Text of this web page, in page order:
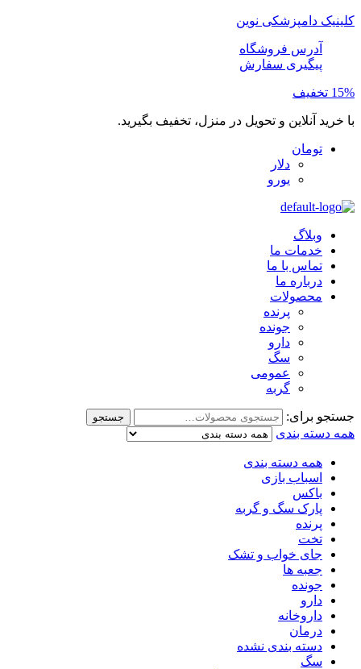
کلینیک دامپزشکی نوین
آدرس فروشگاه
پیگیری سفارش
15% تخفیف
با خرید آنلاین و تحویل در منزل، تخفیف بگیرید.
تومان
دلار
یورو
وبلاگ
خدمات ما
تماس با ما
درباره ما
محصولات
پرنده
جونده
دارو
سگ
عمومی
گربه
جستجو برای: جستجو
همه دسته بندی
همه دسته بندی
اسباب بازی
باکس
پارک سگ و گربه
پرنده
تخت
جای خواب و تشک
جعبه ها
جونده
دارو
داروخانه
درمان
دسته بندی نشده
سگ